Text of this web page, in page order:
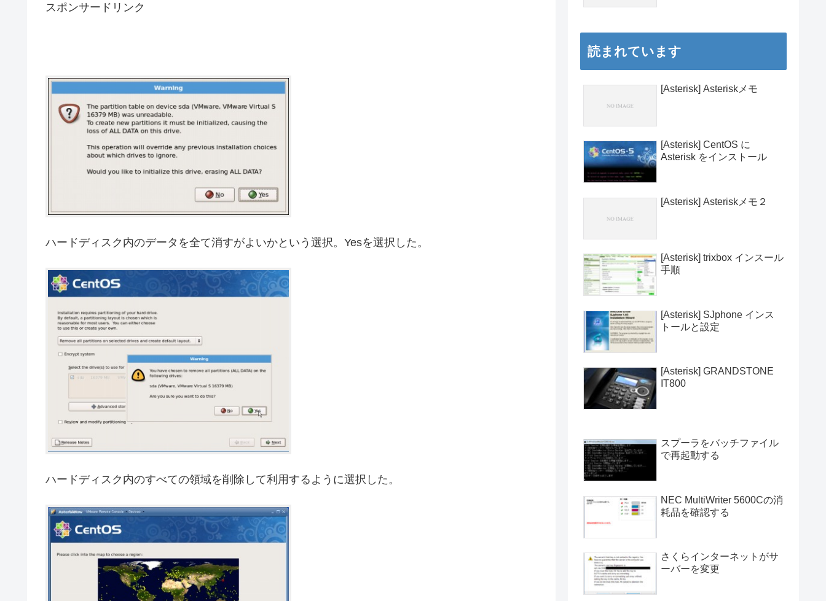
スポンサードリンク
ハードディスク内のデータを全て消すがよいかという選択。Yesを選択した。
ハードディスク内のすべての領域を削除して利用するように選択した。
読まれています
[Asterisk] Asteriskメモ
[Asterisk] CentOS に
Asterisk をインストール
[Asterisk] Asteriskメモ２
[Asterisk] trixbox インスール
手順
[Asterisk] SJphone インス
トールと設定
[Asterisk] GRANDSTONE
IT800
スプーラをバッチファイル
で再起動する
NEC MultiWriter 5600Cの消
耗品を確認する
さくらインターネットがサ
ーバーを変更